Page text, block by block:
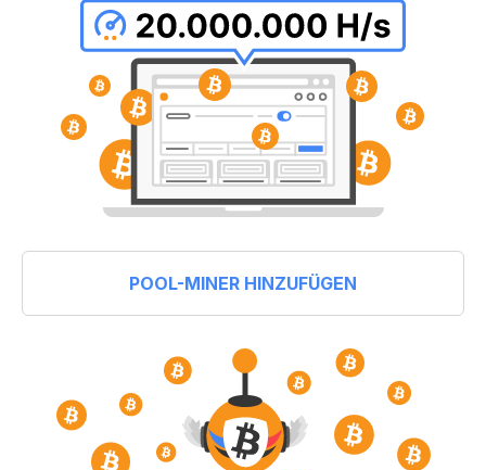
POOL-MINER HINZUFÜGEN